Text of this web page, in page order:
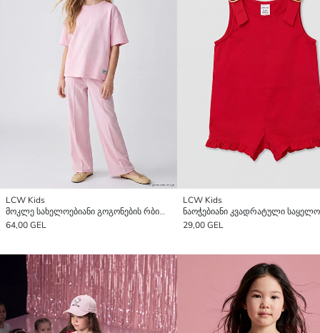
LCW Kids
მოკლე სახელოებიანი გოგონების რბილი შეხების კომპლექტი
64,00 GEL
LCW Kids
29,00 GEL